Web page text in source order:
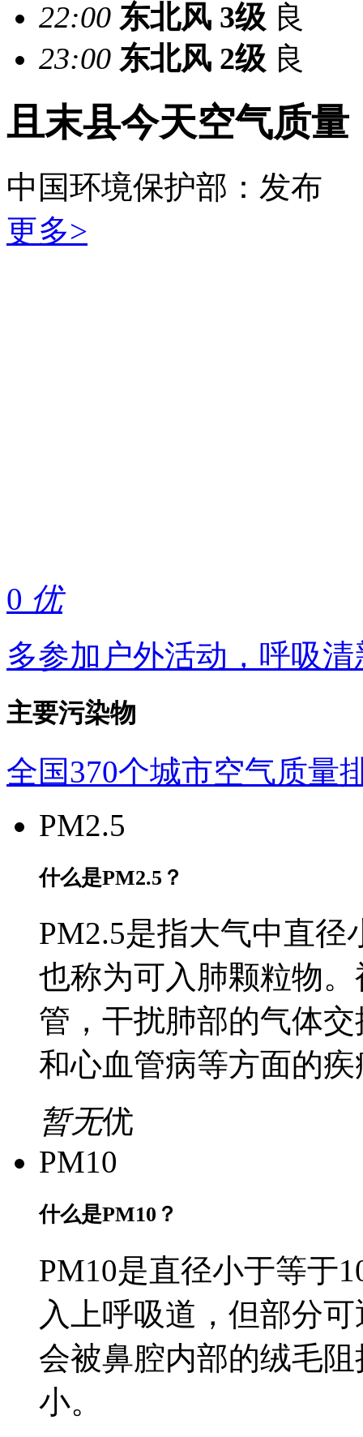
22:00 东北风 3级 良
23:00 东北风 2级 良
且末县今天空气质量
中国环境保护部： 发布
更多>
0 优
多参加户外活动，呼吸
主要污染物
全国370个城市空气质量
PM2.5
什么是PM2.5？
PM2.5是指大气中直径
也称为可入肺颗粒物
管，干扰肺部的气体
和心血管病等方面的疾
暂无优
PM10
什么是PM10？
PM10是直径小于等于
入上呼吸道，但部分
会被鼻腔内部的绒毛
小。